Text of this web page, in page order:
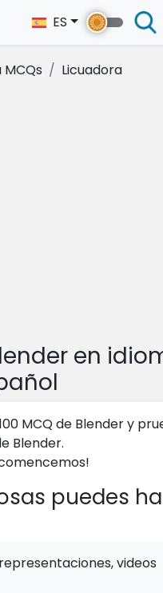
ES
Licuadora
en
MCQ de Blender y
Blender.
puedes
videos